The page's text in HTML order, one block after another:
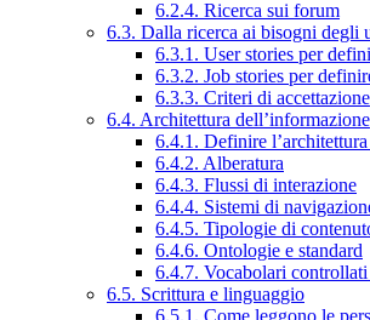
6.2.4. Ricerca sui forum
6.3. Dalla ricerca ai bisogni degli
6.3.1. User stories per
6.3.2. Job stories per
6.3.3. Criteri di accettazione
6.4. Architettura dell’informazione
6.4.1. Definire
6.4.2. Alberatura
6.4.3. Flussi di interazione
6.4.4. Sistemi di
6.4.5. Tipologie di
6.4.6. Ontologie e standard
6.4.7. Vocabolari controllati
6.5. Scrittura e linguaggio
6.5.1. Come leggono le